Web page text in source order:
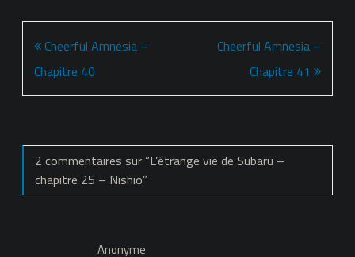
Navigation
de
l’article
Cheerful Amnesia –
Chapitre 40
Cheerful Amnesia –
Chapitre 41
2 commentaires sur “L’étrange vie de Subaru –
chapitre 25 – Nishio”
Anonyme